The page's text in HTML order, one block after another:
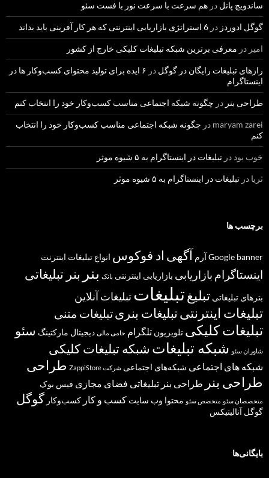
ساندویچ پانل در هم سرعت با سرعت نور با فست سئو
گوگل ادوردز در 6 استراتژی بازاریابی اینترنتی که هر کار آفرینی باید بداند
امیر در معرفی برترین شبکه تبلیغات کلیکی خارج از کشور
رازهای تبلیغات رایگان در گوگل در
۶ ایده برای تولید محتوای کسب‌و‌کار ها در
اینستاگرام
طراحی بنر در چگونه شبکه اجتماعی مناسب کسب‌وکار خود را انتخاب کنم
maryam zarei در چگونه شبکه اجتماعی مناسب کسب‌وکار خود را انتخاب
کنم
خوب بود در تبلیغات در اینستاگرام به ۵ شیوه موثر
ثریا در تبلیغات در اینستاگرام به ۵ شیوه موثر
برچسب ها
banner
Googleآرم آگهی اد فوکوس انواع تبلیغات اینترنت
اینستاگرام بازاریابی بازاریابی اینترنتی بانک بنر بنر تبلیغاتی
بنرهای تبلیغاتی تبلیغتبلیغاتتبلیغات آنلاین
تبلیغات اینترنتیتبلیغات بنریتبلیغات متنی
تبلیغات کلیکی تلویزیون تلگرام حامی مالی دیجیتال مارکتینگ سئو
شاوران سئو شبکه تبلیغات شبکه تبلیغات کلیکی
شبکه های اجتماعی شبکه‌های اجتماعی شرکت ZappiStore
طراحی
طراحی بنر طراحی بنر تبلیغاتی فضای مجازی فیس بوک
متخصصان سئو متخصص سئو محتوا وب سایت کسب و کار کسب‌وکار گوگل
گوگل آنالیتیکس
بایگانی‌ها